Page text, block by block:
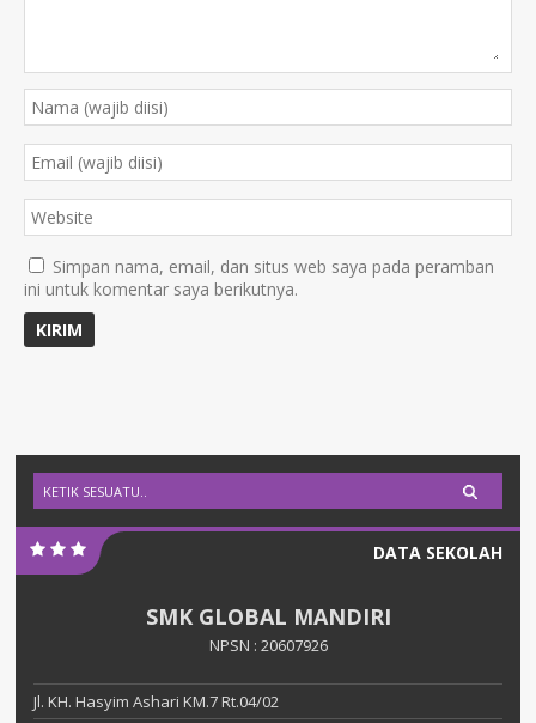
Simpan nama, email, dan situs web saya pada peramban
ini untuk komentar saya berikutnya.
DATA SEKOLAH
SMK GLOBAL MANDIRI
NPSN : 20607926
Jl. KH. Hasyim Ashari KM.7 Rt.04/02